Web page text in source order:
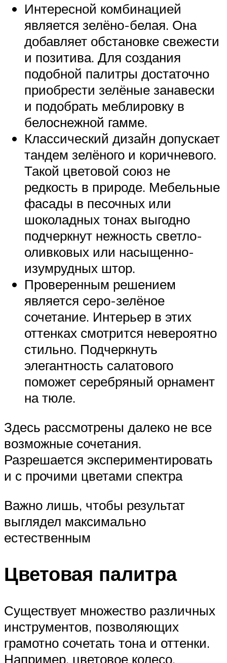
Интересной комбинацией
является зелёно-белая. Она
добавляет обстановке свежести
и позитива. Для создания
подобной палитры достаточно
приобрести зелёные занавески
и подобрать меблировку в
белоснежной гамме.
Классический дизайн допускает
тандем зелёного и коричневого.
Такой цветовой союз не
редкость в природе. Мебельные
фасады в песочных или
шоколадных тонах выгодно
подчеркнут нежность светло-
оливковых или насыщенно-
изумрудных штор.
Проверенным решением
является серо-зелёное
сочетание. Интерьер в этих
оттенках смотрится невероятно
стильно. Подчеркнуть
элегантность салатового
поможет серебряный орнамент
на тюле.
Здесь рассмотрены далеко не все
возможные сочетания.
Разрешается экспериментировать
и с прочими цветами спектра
Важно лишь, чтобы результат
выглядел максимально
естественным
Цветовая палитра
Существует множество различных
инструментов, позволяющих
грамотно сочетать тона и оттенки.
Например, цветовое колесо.